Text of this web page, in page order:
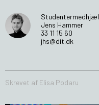
Jens Hammer
33 11 15 60
jhs@dit.dk
Skrevet af Elisa Podaru